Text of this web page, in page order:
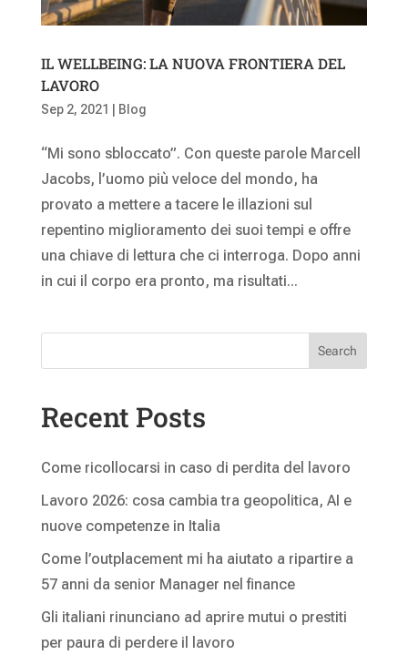
IL WELLBEING: LA NUOVA FRONTIERA DEL
LAVORO
Sep 2, 2021 | Blog
“Mi sono sbloccato”. Con queste parole Marcell
Jacobs, l’uomo più veloce del mondo, ha
provato a mettere a tacere le illazioni sul
repentino miglioramento dei suoi tempi e offre
una chiave di lettura che ci interroga. Dopo anni
in cui il corpo era pronto, ma risultati...
Search
Recent Posts
Come ricollocarsi in caso di perdita del lavoro
Lavoro 2026: cosa cambia tra geopolitica, AI e
nuove competenze in Italia
Come l’outplacement mi ha aiutato a ripartire a
57 anni da senior Manager nel finance
Gli italiani rinunciano ad aprire mutui o prestiti
per paura di perdere il lavoro